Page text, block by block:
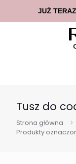
Tusz do
Strona główna
Produkty
JUŻ